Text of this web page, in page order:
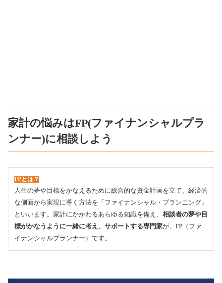
家計の悩みはFP(ファイナンシャルプラ
ンナー)に相談しよう
FPとは？
人生の夢や目標をかなえるために総合的な資金計画を立て、経済的
な側面から実現に導く方法を「ファイナンシャル・プランニング」
といいます。家計にかかわるあらゆる知識を備え、 相談者の夢や目
標がかなうように一緒に考え、サポートする専門家が、FP（ファ
イナンシャルプランナー）です。